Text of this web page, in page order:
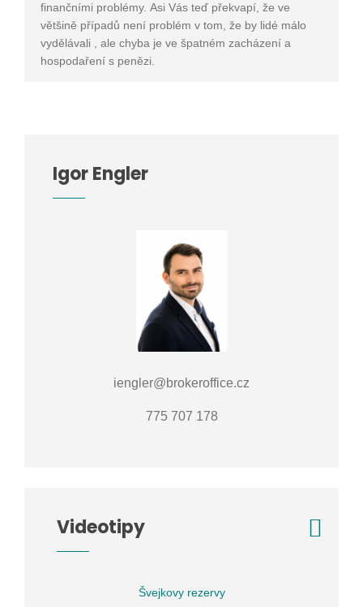
finančními problémy. Asi Vás teď překvapí, že ve
většině případů není problém v tom, že by lidé málo
vydělávali , ale chyba je ve špatném zacházení a
hospodaření s penězi.
Igor Engler
iengler@brokeroffice.cz
775 707 178
Videotipy
Švejkovy rezervy